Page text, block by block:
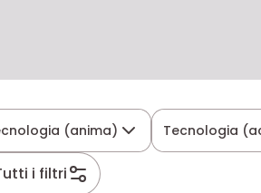
(anima) Tecnologia
i filtri